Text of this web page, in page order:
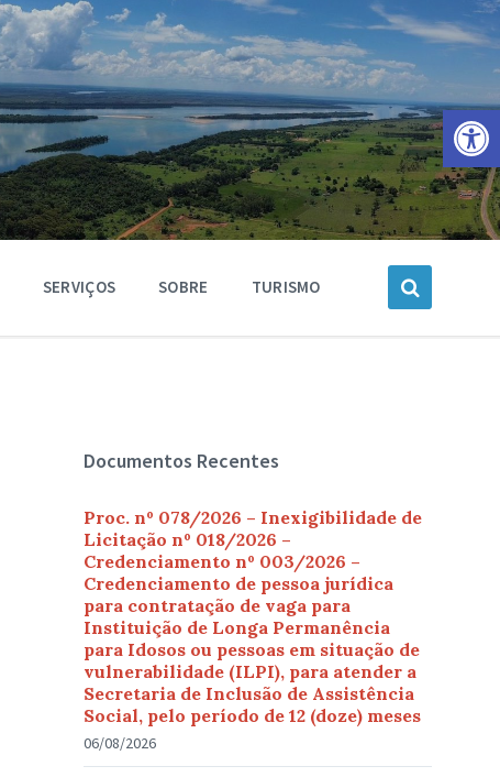
Barra de Ferramentas Aberta
SERVIÇOS SOBRE TURISMO
Documentos Recentes
Proc. nº 078/2026 – Inexigibilidade de
Licitação nº 018/2026 –
Credenciamento nº 003/2026 –
Credenciamento de pessoa jurídica
para contratação de vaga para
Instituição de Longa Permanência
para Idosos ou pessoas em situação de
vulnerabilidade (ILPI), para atender a
Secretaria de Inclusão de Assistência
Social, pelo período de 12 (doze) meses
06/08/2026